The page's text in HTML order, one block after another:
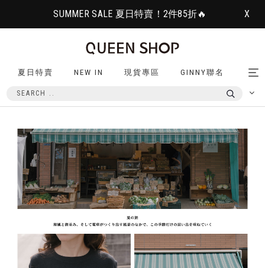
SUMMER SALE 夏日特賣！2件85折🔥 X
夏日特賣 NEW IN 現貨專區 GINNY聯名